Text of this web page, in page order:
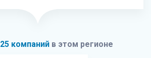
25 компаний в этом регионе